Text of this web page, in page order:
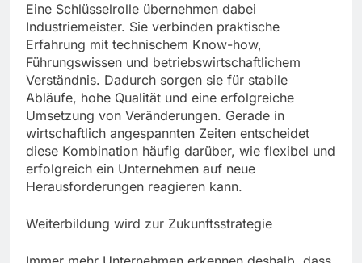
Eine Schlüsselrolle übernehmen dabei
Industriemeister. Sie verbinden praktische
Erfahrung mit technischem Know-how,
Führungswissen und betriebswirtschaftlichem
Verständnis. Dadurch sorgen sie für stabile
Abläufe, hohe Qualität und eine erfolgreiche
Umsetzung von Veränderungen. Gerade in
wirtschaftlich angespannten Zeiten entscheidet
diese Kombination häufig darüber, wie flexibel und
erfolgreich ein Unternehmen auf neue
Herausforderungen reagieren kann.
Weiterbildung wird zur Zukunftsstrategie